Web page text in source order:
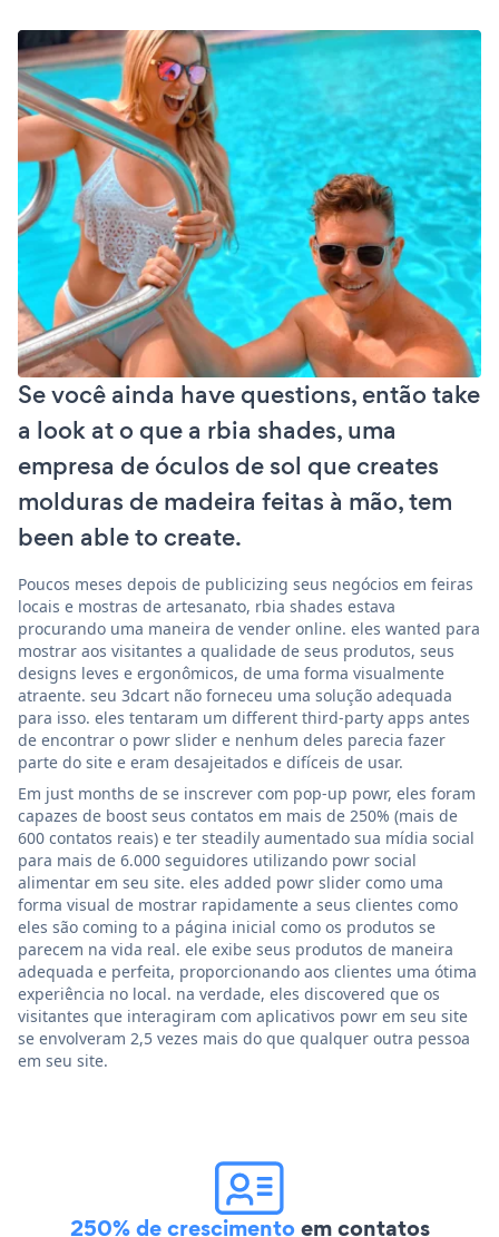
Se você ainda have questions, então take
a look at o que a rbia shades, uma
empresa de óculos de sol que creates
molduras de madeira feitas à mão, tem
been able to create.
Poucos meses depois de publicizing seus negócios em feiras
locais e mostras de artesanato, rbia shades estava
procurando uma maneira de vender online. eles wanted para
mostrar aos visitantes a qualidade de seus produtos, seus
designs leves e ergonômicos, de uma forma visualmente
atraente. seu 3dcart não forneceu uma solução adequada
para isso. eles tentaram um different third-party apps antes
de encontrar o powr slider e nenhum deles parecia fazer
parte do site e eram desajeitados e difíceis de usar.
Em just months de se inscrever com pop-up powr, eles foram
capazes de boost seus contatos em mais de 250% (mais de
600 contatos reais) e ter steadily aumentado sua mídia social
para mais de 6.000 seguidores utilizando powr social
alimentar em seu site. eles added powr slider como uma
forma visual de mostrar rapidamente a seus clientes como
eles são coming to a página inicial como os produtos se
parecem na vida real. ele exibe seus produtos de maneira
adequada e perfeita, proporcionando aos clientes uma ótima
experiência no local. na verdade, eles discovered que os
visitantes que interagiram com aplicativos powr em seu site
se envolveram 2,5 vezes mais do que qualquer outra pessoa
em seu site.
250% de crescimentoem contatos